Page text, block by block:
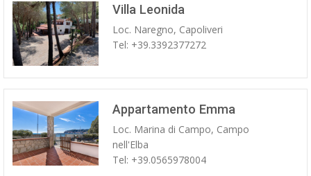
Villa Leonida
Loc. Naregno, Capoliveri
Tel: +39.3392377272
Appartamento Emma
Loc. Marina di Campo, Campo
nell'Elba
Tel: +39.0565978004